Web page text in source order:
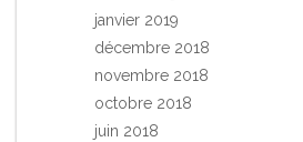
janvier 2019
décembre 2018
novembre 2018
octobre 2018
juin 2018